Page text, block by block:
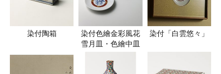
染付陶箱
染付色繪金彩風花
雪月皿・色繪中皿
染付「白雲悠々」